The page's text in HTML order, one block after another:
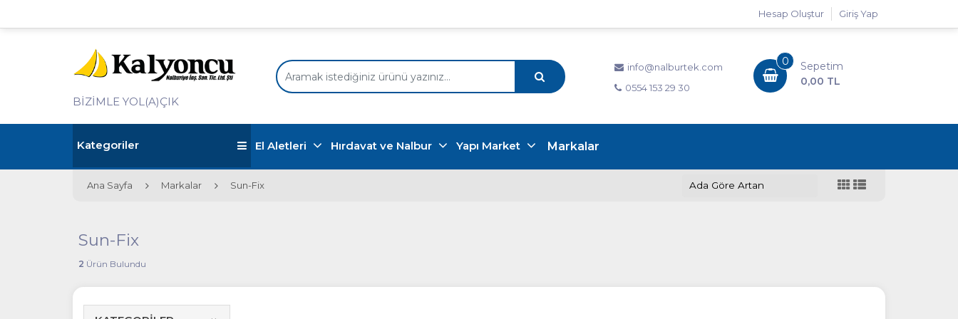
Giriş Yap
Hesap Oluştur
BİZİMLE YOL(A)ÇIK
info@nalburtek.com
0554 153 29 30
0
Sepetim
0,00 TL
Kategoriler El Aletleri Hırdavat ve Nalbur Yapı Market Markalar
Ana Sayfa Markalar Sun-Fix
Sun-Fix
2 Ürün Bulundu